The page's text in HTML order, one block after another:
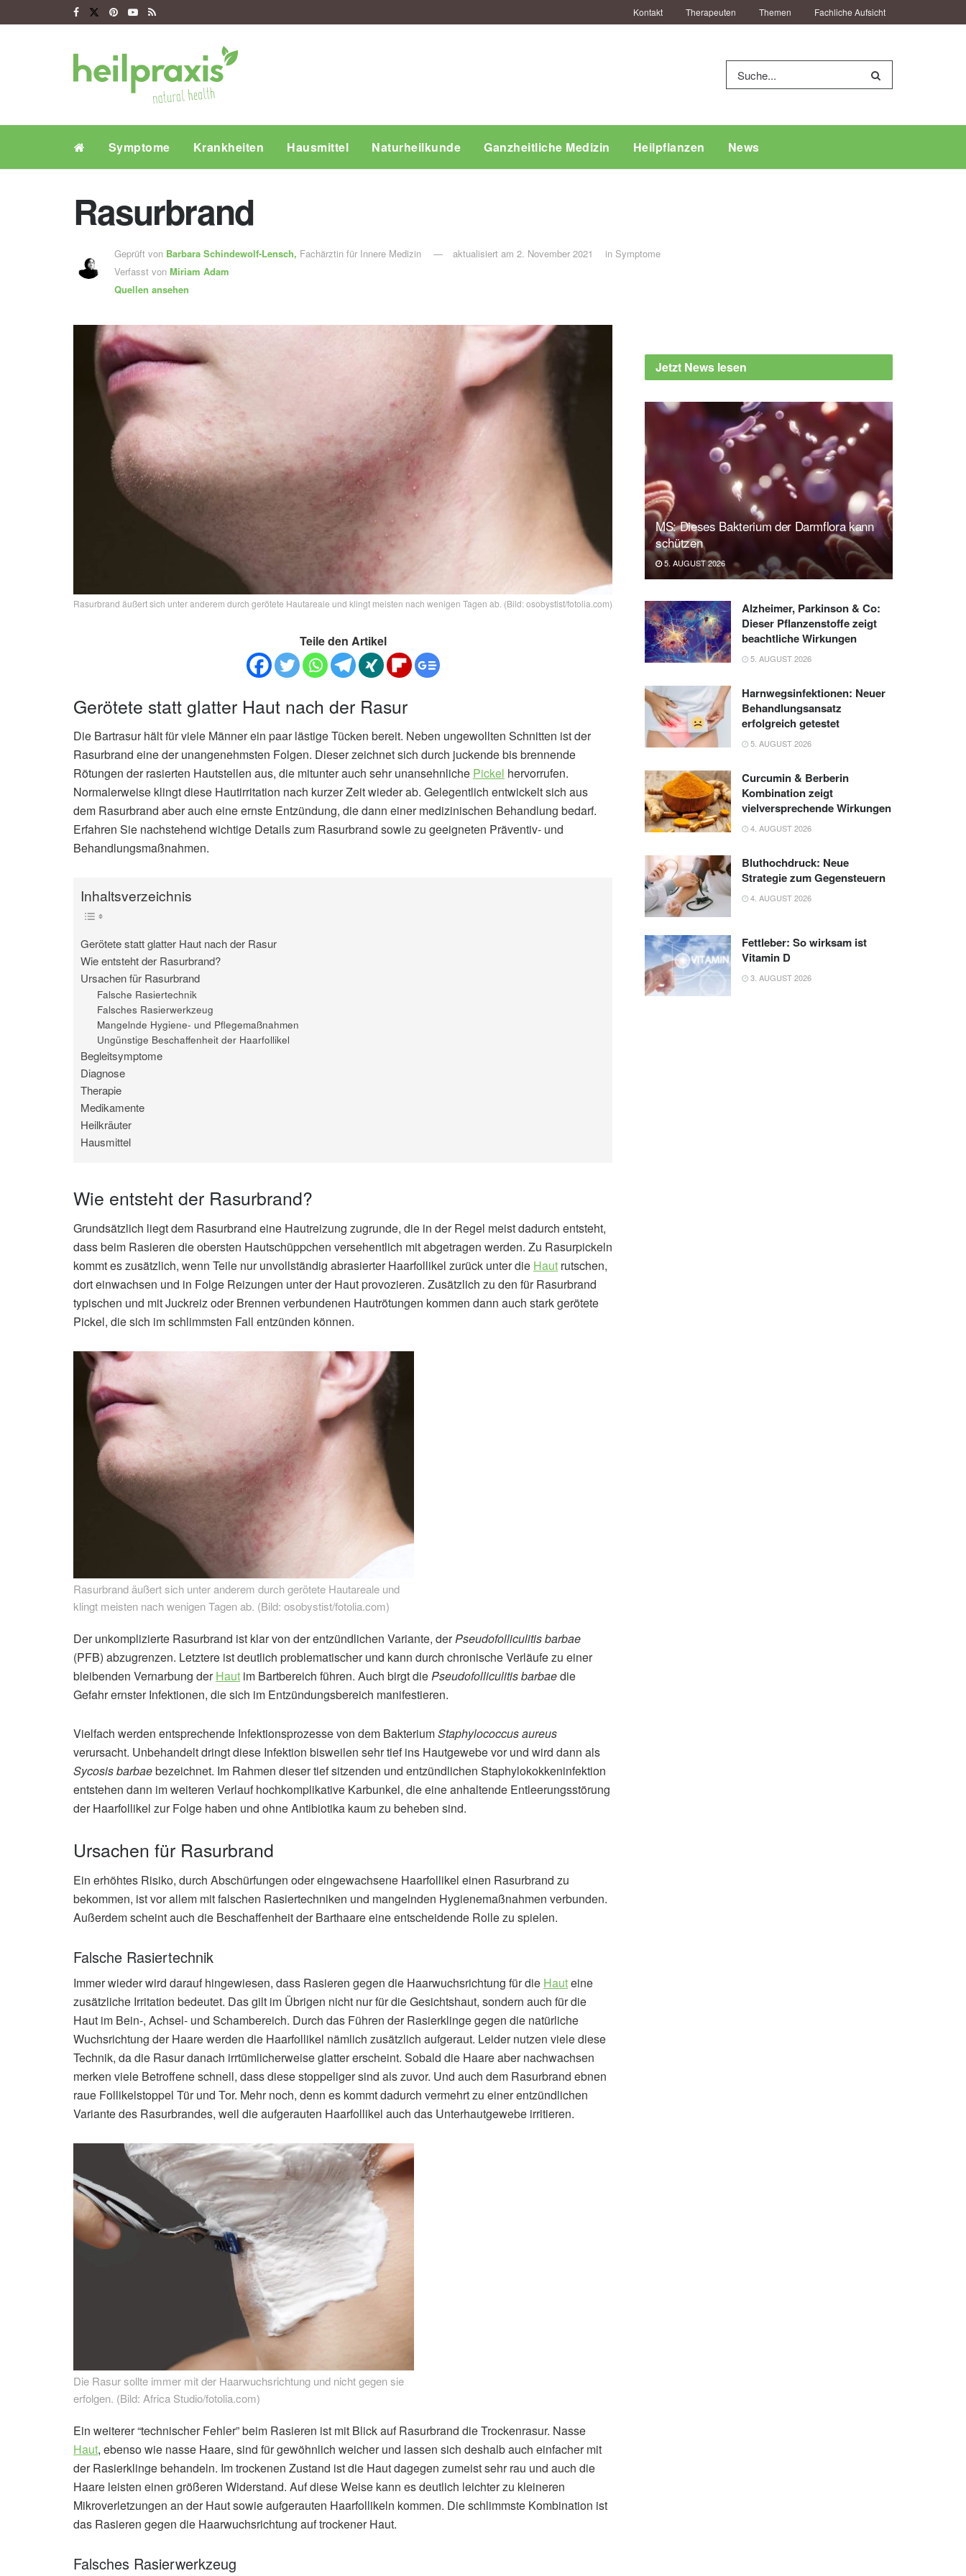
Kontakt Therapeuten Themen Fachliche Aufsicht
Symptome Krankheiten Hausmittel Naturheilkunde Ganzheitliche Medizin Heilpflanzen News
Rasurbrand
Geprüft von Barbara Schindewolf-Lensch, Fachärztin für Innere Medizin
Verfasst von Miriam Adam
Quellen ansehen
aktualisiert am 2. November 2021 in Symptome
Rasurbrand äußert sich unter anderem durch gerötete Hautareale und klingt meisten nach wenigen Tagen ab. (Bild: osobystist/fotolia.com)
Teile den Artikel
Gerötete statt glatter Haut nach der Rasur
Die Bartrasur hält für viele Männer ein paar lästige Tücken bereit. Neben ungewollten Schnitten ist der
Rasurbrand eine der unangenehmsten Folgen. Dieser zeichnet sich durch juckende bis brennende
Rötungen der rasierten Hautstellen aus, die mitunter auch sehr unansehnliche Pickel hervorrufen.
Normalerweise klingt diese Hautirritation nach kurzer Zeit wieder ab. Gelegentlich entwickelt sich aus
dem Rasurbrand aber auch eine ernste Entzündung, die dann einer medizinischen Behandlung bedarf.
Erfahren Sie nachstehend wichtige Details zum Rasurbrand sowie zu geeigneten Präventiv- und
Behandlungsmaßnahmen.
Inhaltsverzeichnis
Gerötete statt glatter Haut nach der Rasur
Wie entsteht der Rasurbrand?
Ursachen für Rasurbrand
Falsche Rasiertechnik
Falsches Rasierwerkzeug
Mangelnde Hygiene- und Pflegemaßnahmen
Ungünstige Beschaffenheit der Haarfollikel
Begleitsymptome
Diagnose
Therapie
Medikamente
Heilkräuter
Hausmittel
Wie entsteht der Rasurbrand?
Grundsätzlich liegt dem Rasurbrand eine Hautreizung zugrunde, die in der Regel meist dadurch entsteht,
dass beim Rasieren die obersten Hautschüppchen versehentlich mit abgetragen werden. Zu Rasurpickeln
kommt es zusätzlich, wenn Teile nur unvollständig abrasierter Haarfollikel zurück unter die Haut rutschen,
dort einwachsen und in Folge Reizungen unter der Haut provozieren. Zusätzlich zu den für Rasurbrand
typischen und mit Juckreiz oder Brennen verbundenen Hautrötungen kommen dann auch stark gerötete
Pickel, die sich im schlimmsten Fall entzünden können.
Rasurbrand äußert sich unter anderem durch gerötete Hautareale und
klingt meisten nach wenigen Tagen ab. (Bild: osobystist/fotolia.com)
Der unkomplizierte Rasurbrand ist klar von der entzündlichen Variante, derPseudofolliculitis barbae
(PFB) abzugrenzen. Letztere ist deutlich problematischer und kann durch chronische Verläufe zu einer
bleibenden Vernarbung derHaut im Bartbereich führen. Auch birgt diePseudofolliculitis barbaedie
Gefahr ernster Infektionen, die sich im Entzündungsbereich manifestieren.
Vielfach werden entsprechende Infektionsprozesse von dem BakteriumStaphylococcus aureus
verursacht. Unbehandelt dringt diese Infektion bisweilen sehr tief ins Hautgewebe vor und wird dann als
Sycosis barbaebezeichnet. Im Rahmen dieser tief sitzenden und entzündlichen Staphylokokkeninfektion
entstehen dann im weiteren Verlauf hochkomplikative Karbunkel, die eine anhaltende Entleerungsstörung
der Haarfollikel zur Folge haben und ohne Antibiotika kaum zu beheben sind.
Ursachen für Rasurbrand
Ein erhöhtes Risiko, durch Abschürfungen oder eingewachsene Haarfollikel einen Rasurbrand zu
bekommen, ist vor allem mit falschen Rasiertechniken und mangelnden Hygienemaßnahmen verbunden.
Außerdem scheint auch die Beschaffenheit der Barthaare eine entscheidende Rolle zu spielen.
Falsche Rasiertechnik
Immer wieder wird darauf hingewiesen, dass Rasieren gegen die Haarwuchsrichtung für die Hauteine
zusätzliche Irritation bedeutet. Das gilt im Übrigen nicht nur für die Gesichtshaut, sondern auch für die
Haut im Bein-, Achsel- und Schambereich. Durch das Führen der Rasierklinge gegen die natürliche
Wuchsrichtung der Haare werden die Haarfollikel nämlich zusätzlich aufgeraut. Leider nutzen viele diese
Technik, da die Rasur danach irrtümlicherweise glatter erscheint. Sobald die Haare aber nachwachsen
merken viele Betroffene schnell, dass diese stoppeliger sind als zuvor. Und auch dem Rasurbrand ebnen
raue Follikelstoppel Tür und Tor. Mehr noch, denn es kommt dadurch vermehrt zu einer entzündlichen
Variante des Rasurbrandes, weil die aufgerauten Haarfollikel auch das Unterhautgewebe irritieren.
Die Rasur sollte immer mit der Haarwuchsrichtung und nicht gegen sie
erfolgen. (Bild: Africa Studio/fotolia.com)
Ein weiterer “technischer Fehler” beim Rasieren ist mit Blick auf Rasurbrand die Trockenrasur. Nasse
Haut, ebenso wie nasse Haare, sind für gewöhnlich weicher und lassen sich deshalb auch einfacher mit
der Rasierklinge behandeln. Im trockenen Zustand ist die Haut dagegen zumeist sehr rau und auch die
Haare leisten einen größeren Widerstand. Auf diese Weise kann es deutlich leichter zu kleineren
Mikroverletzungen an der Haut sowie aufgerauten Haarfollikeln kommen. Die schlimmste Kombination ist
das Rasieren gegen die Haarwuchsrichtung auf trockener Haut.
Falsches Rasierwerkzeug
Jetzt News lesen
MS: Dieses Bakterium der Darmflora kann
schützen
5. AUGUST 2026
Alzheimer, Parkinson & Co:
Dieser Pflanzenstoffe zeigt
beachtliche Wirkungen
5. AUGUST 2026
Harnwegsinfektionen: Neuer
Behandlungsansatz
erfolgreich getestet
5. AUGUST 2026
Curcumin & Berberin
Kombination zeigt
vielversprechende Wirkungen
4. AUGUST 2026
Bluthochdruck: Neue
Strategie zum Gegensteuern
4. AUGUST 2026
Fettleber: So wirksam ist
Vitamin D
3. AUGUST 2026